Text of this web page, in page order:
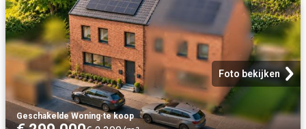
Foto bekijken
Geschakelde Woning·te koop